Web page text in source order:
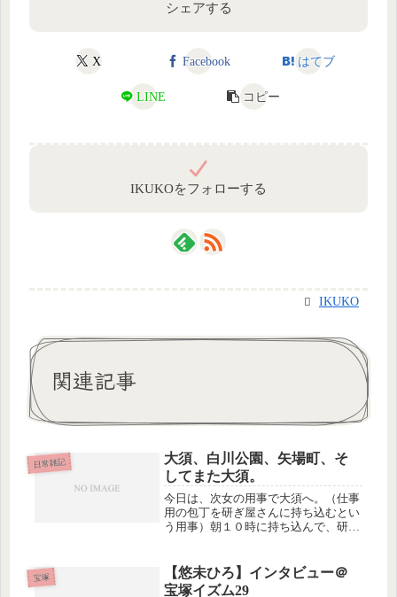
シェアする
X Facebook はてブ
LINE コピー
IKUKOをフォローする
IKUKO
関連記事
日常雑記
大須、白川公園、矢場町、そ
してまた大須。
今日は、次女の用事で大須へ。（仕事
用の包丁を研ぎ屋さんに持ち込むとい
う用事）朝１０時に持ち込んで、研ぎ
すことに。とりあえず、ふたりとも朝
食抜きだったので、腹ごしらえ。街頭
宝塚
【悠未ひろ】インタビュー＠
宝塚イズム29